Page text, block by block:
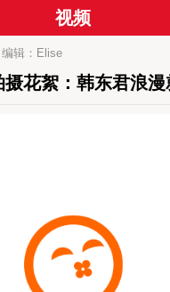
视频
编辑：Elise
花絮：韩东君浪